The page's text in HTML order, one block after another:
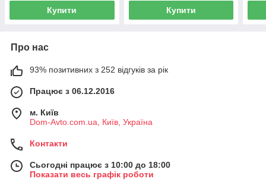
Купити Купити
Про нас
93% позитивних з 252 відгуків за рік
Працює з 06.12.2016
м. Київ
Dom-Avto.com.ua, Київ, Україна
Контакти
Сьогодні працює з 10:00 до 18:00
Показати весь графік роботи